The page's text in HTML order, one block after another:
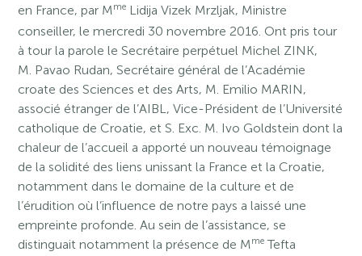
en France, par Mme Lidija Vizek Mrzljak, Ministre
conseiller, le mercredi 30 novembre 2016. Ont pris tour
à tour la parole le Secrétaire perpétuel Michel ZINK,
M. Pavao Rudan, Secrétaire général de l’Académie
croate des Sciences et des Arts, M. Emilio MARIN,
associé étranger de l’AIBL, Vice-Président de l’Université
catholique de Croatie, et S. Exc. M. Ivo Goldstein dont la
chaleur de l’accueil a apporté un nouveau témoignage
de la solidité des liens unissant la France et la Croatie,
notamment dans le domaine de la culture et de
l’érudition où l’influence de notre pays a laissé une
empreinte profonde. Au sein de l’assistance, se
distinguait notamment la présence de Mme Tefta